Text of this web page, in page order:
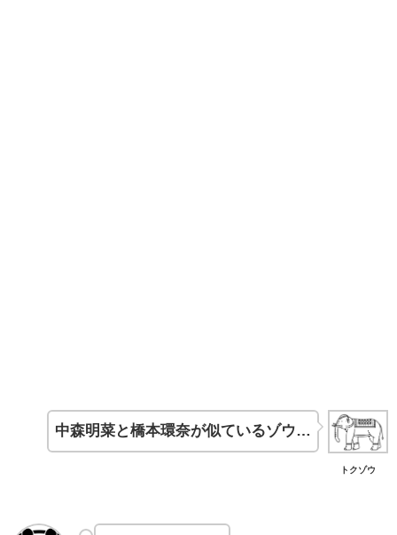
トクゾウ
中森明菜と橋本環奈が似ているゾウ…